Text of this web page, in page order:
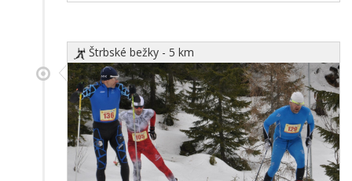
Štrbské bežky - 5 km